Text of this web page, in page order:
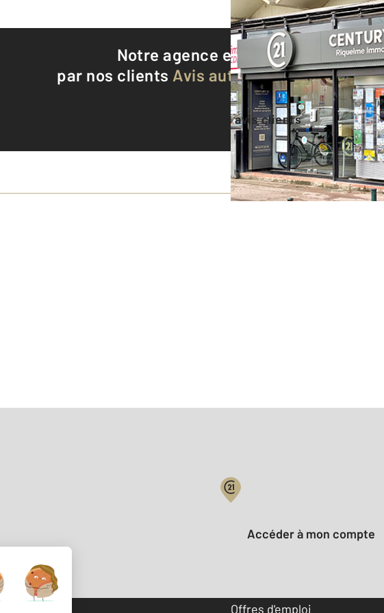
Notre agence est notée9,4/10
par nos clients Avis authentifiés par
Voir tous les avis clients
Votre compte :
Accéder à mon compte
Offres d'emploi